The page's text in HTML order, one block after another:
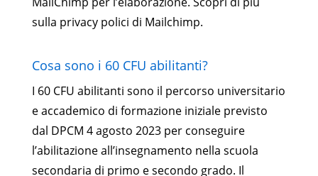
sulla privacy polici di Mailchimp.
Cosa sono i 60 CFU abilitanti?
I 60 CFU abilitanti sono il percorso universitario
e accademico di formazione iniziale previsto
dal DPCM 4 agosto 2023 per conseguire
l’abilitazione all’insegnamento nella scuola
secondaria di primo e secondo grado. Il